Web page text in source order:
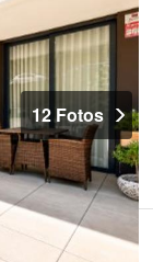
12 Fotos